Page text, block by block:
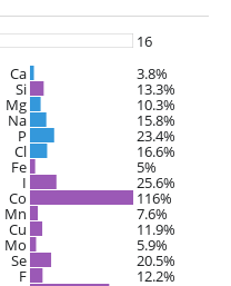
16
Ca 3.8%
Si 13.3%
Mg 10.3%
Na 15.8%
P 23.4%
Cl 16.6%
Fe 5%
I 25.6%
Co 116%
Mn 7.6%
Cu 11.9%
Mo 5.9%
Se 20.5%
F 12.2%